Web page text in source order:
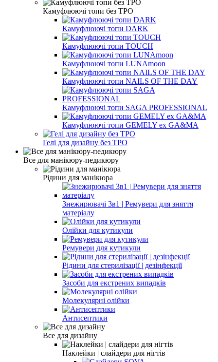
Камуфлюючі топи без TPO
Камуфлюючі топи DARK
Камуфлюючі топи TOUCH
Камуфлюючі топи LUNAmoon
Камуфлюючі топи NAILS OF THE DAY
Камуфлюючі топи SAGA PROFESSIONAL
Камуфлюючі топи GEMELY ex GA&MA
Гелі для дизайну без TPO
Все для манікюру-педикюру
Рідини для манікюра
Знежирювачі 3в1 | Ремувери для зняття
матеріалу
Олійки для кутикули
Ремувери для кутикули
Рідини для стерилізації | дезінфекції
Засоби для екстрених випадків
Молекулярні олійки
Антисептики
Все для дизайну
Наклейки | слайдери для нігтів